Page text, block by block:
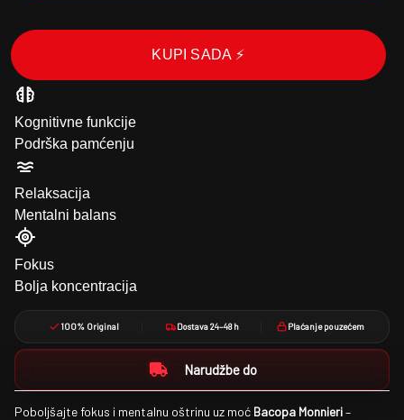
KUPI SADA ⚡
Kognitivne funkcije
Podrška pamćenju
Relaksacija
Mentalni balans
Fokus
Bolja koncentracija
100% Original Dostava 24–48 h Plaćanje pouzećem
Narudžbe do
Poboljšajte fokus i mentalnu oštrinu uz moć Bacopa Monnieri–